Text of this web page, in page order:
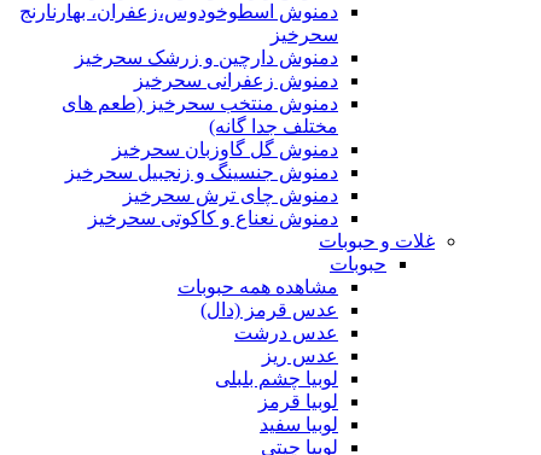
دمنوش اسطوخودوس،زعفران، بهارنارنج
سحرخیز
دمنوش دارچین و زرشک سحرخیز
دمنوش زعفرانی سحرخیز
دمنوش منتخب سحرخیز (طعم های
مختلف جدا گانه)
دمنوش گل گاوزبان سحرخیز
دمنوش جنسینگ و زنجبیل سحرخیز
دمنوش چای ترش سحرخیز
دمنوش نعناع و کاکوتی سحرخیز
غلات و حبوبات
حبوبات
مشاهده همه حبوبات
عدس قرمز (دال)
عدس درشت
عدس ریز
لوبیا چشم بلبلی
لوبیا قرمز
لوبیا سفید
لوبیا چیتی